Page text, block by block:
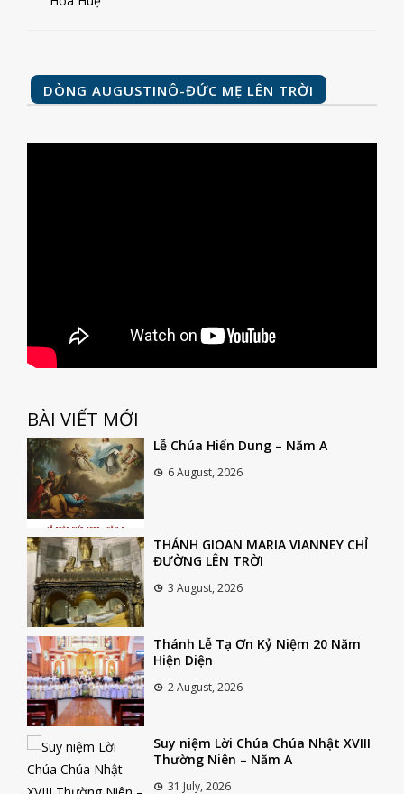
DÒNG AUGUSTINÔ-ĐỨC MẸ LÊN TRỜI
BÀI VIẾT MỚI
Lễ Chúa Hiển Dung – Năm A
6 August, 2026
THÁNH GIOAN MARIA VIANNEY CHỈ
ĐƯỜNG LÊN TRỜI
3 August, 2026
Thánh Lễ Tạ Ơn Kỷ Niệm 20 Năm
Hiện Diện
2 August, 2026
Suy niệm Lời Chúa Chúa Nhật XVIII
Thường Niên – Năm A
31 July, 2026